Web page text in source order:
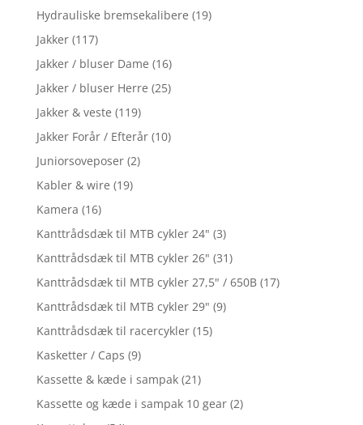
Hydrauliske bremsekalibere (19)
Jakker (117)
Jakker / bluser Dame (16)
Jakker / bluser Herre (25)
Jakker & veste (119)
Jakker Forår / Efterår (10)
Juniorsoveposer (2)
Kabler & wire (19)
Kamera (16)
Kanttrådsdæk til MTB cykler 24" (3)
Kanttrådsdæk til MTB cykler 26" (31)
Kanttrådsdæk til MTB cykler 27,5" / 650B (17)
Kanttrådsdæk til MTB cykler 29" (9)
Kanttrådsdæk til racercykler (15)
Kasketter / Caps (9)
Kassette & kæde i sampak (21)
Kassette og kæde i sampak 10 gear (2)